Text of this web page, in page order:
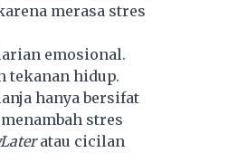
merasa stres
emosional.
tekanan hidup.
hanya bersifat
stres
atau cicilan